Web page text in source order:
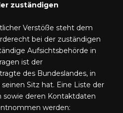
zuständigen
Verstöße steht dem
bei der zuständigen
Aufsichtsbehörde in
ist der
des Bundeslandes, in
Sitz hat. Eine Liste der
deren Kontaktdaten
werden: